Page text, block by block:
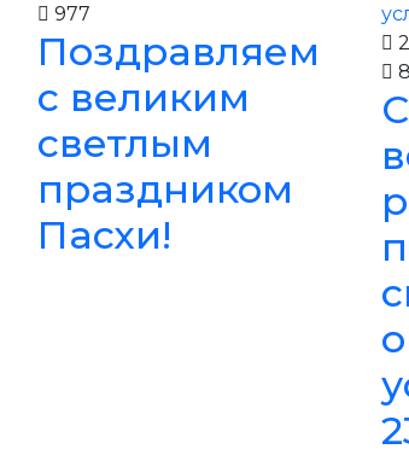
977
Поздравляем
с великим
светлым
праздником
Пасхи!